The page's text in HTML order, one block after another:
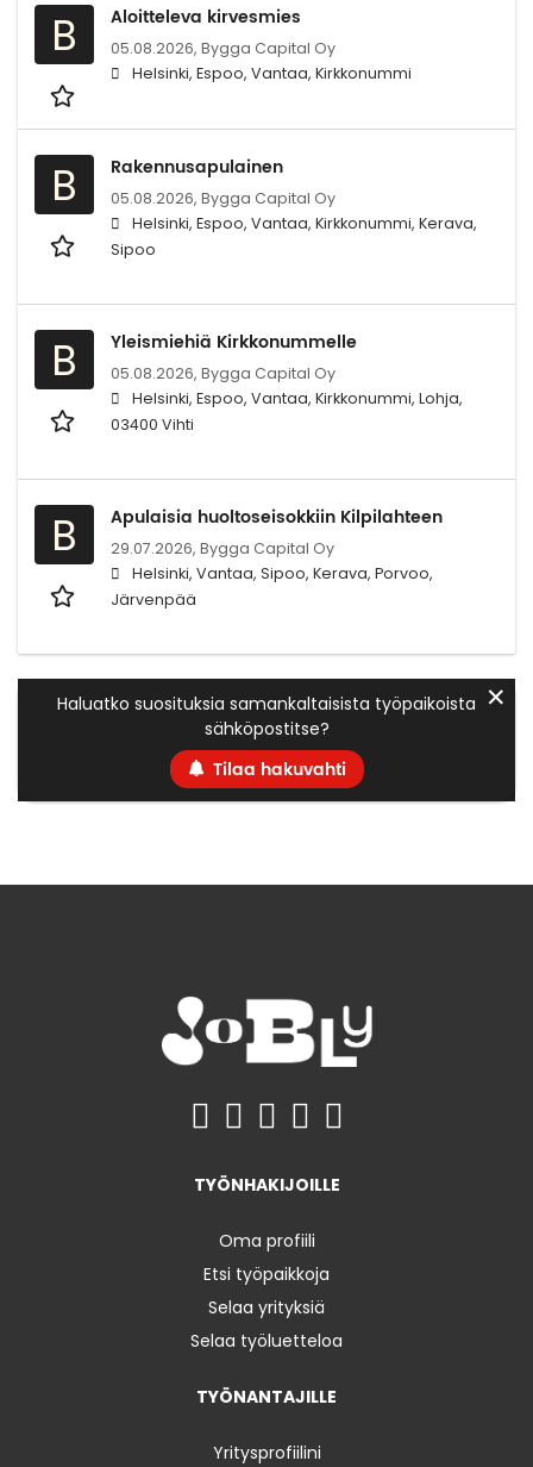
B Aloitteleva kirvesmies
05.08.2026, Bygga Capital Oy
Helsinki, Espoo, Vantaa, Kirkkonummi
B Rakennusapulainen
05.08.2026, Bygga Capital Oy
Helsinki, Espoo, Vantaa, Kirkkonummi, Kerava,
Sipoo
B Yleismiehiä Kirkkonummelle
05.08.2026, Bygga Capital Oy
Helsinki, Espoo, Vantaa, Kirkkonummi, Lohja,
03400 Vihti
B Apulaisia huoltoseisokkiin Kilpilahteen
29.07.2026, Bygga Capital Oy
Helsinki, Vantaa, Sipoo, Kerava, Porvoo,
Järvenpää
Haluatko suosituksia samankaltaisista työpaikoista
sähköpostitse?
Tilaa hakuvahti
✕
TYÖNHAKIJOILLE
Oma profiili
Etsi työpaikkoja
Selaa yrityksiä
Selaa työluetteloa
TYÖNANTAJILLE
Yritysprofiilini